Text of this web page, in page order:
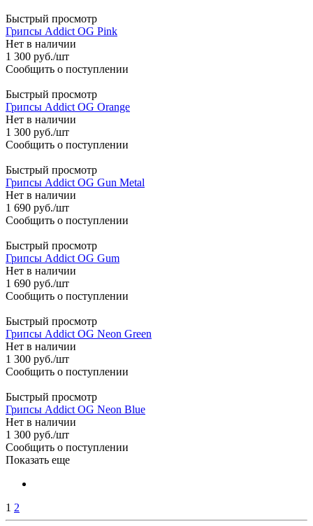
Быстрый просмотр
Грипсы Addict OG Pink
Нет в наличии
1 300 руб./шт
Сообщить о поступлении
Быстрый просмотр
Грипсы Addict OG Orange
Нет в наличии
1 300 руб./шт
Сообщить о поступлении
Быстрый просмотр
Грипсы Addict OG Gun Metal
Нет в наличии
1 690 руб./шт
Сообщить о поступлении
Быстрый просмотр
Грипсы Addict OG Gum
Нет в наличии
1 690 руб./шт
Сообщить о поступлении
Быстрый просмотр
Грипсы Addict OG Neon Green
Нет в наличии
1 300 руб./шт
Сообщить о поступлении
Быстрый просмотр
Грипсы Addict OG Neon Blue
Нет в наличии
1 300 руб./шт
Сообщить о поступлении
Показать еще
1 2